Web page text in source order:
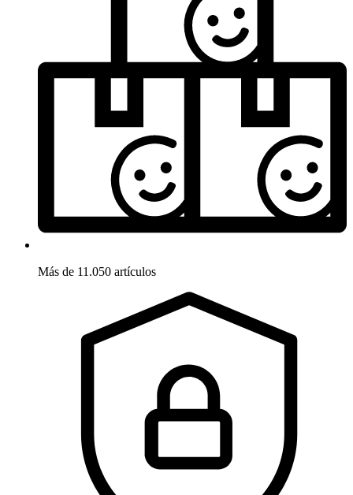
Más de 11.050 artículos